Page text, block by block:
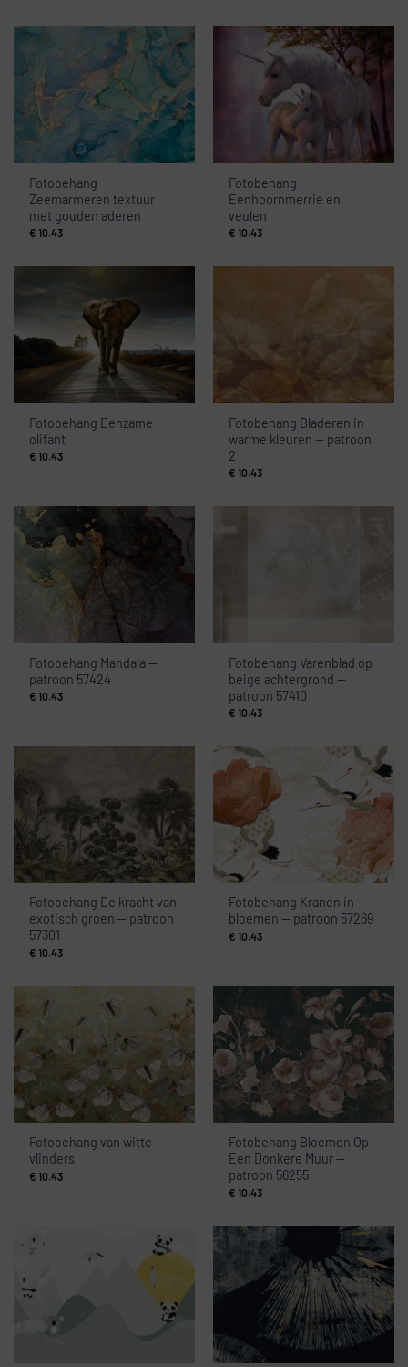
Fotobehang
Zeemarmeren textuur
met gouden aderen
€ 10.43
Fotobehang
Eenhoornmerrie en
veulen
€ 10.43
Fotobehang Eenzame
olifant
€ 10.43
Fotobehang Bladeren in
warme kleuren — patroon
2
€ 10.43
Fotobehang Mandala —
patroon 57424
€ 10.43
Fotobehang Varenblad op
beige achtergrond —
patroon 57410
€ 10.43
Fotobehang De kracht van
exotisch groen — patroon
57301
€ 10.43
Fotobehang Kranen in
bloemen — patroon 57269
€ 10.43
Fotobehang van witte
vlinders
€ 10.43
Fotobehang Bloemen Op
Een Donkere Muur —
patroon 56255
€ 10.43